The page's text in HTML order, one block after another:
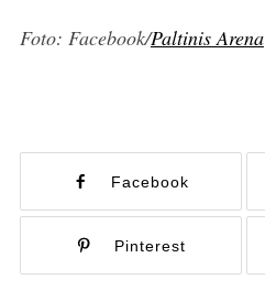
Foto: Facebook/Paltinis Arena
Facebook
Pinterest